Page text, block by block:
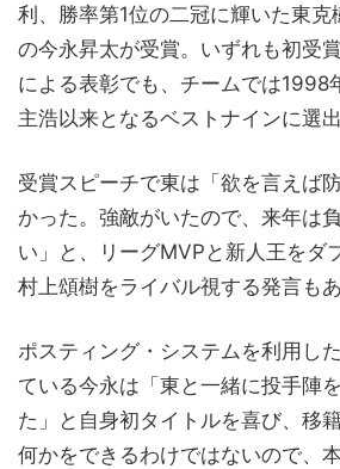
利、勝率第1位の二冠に輝いた東克
の今永昇太が受賞。いずれも初受
による表彰でも、チームでは1998
主浩以来となるベストナインに選
受賞スピーチで東は「欲を言えば
かった。強敵がいたので、来年は
い」と、リーグMVPと新人王をダ
村上頌樹をライバル視する発言もあ
ポスティング・システムを利用し
ている今永は「東と一緒に投手陣
た」と自身初タイトルを喜び、移
何かをできるわけではないので、